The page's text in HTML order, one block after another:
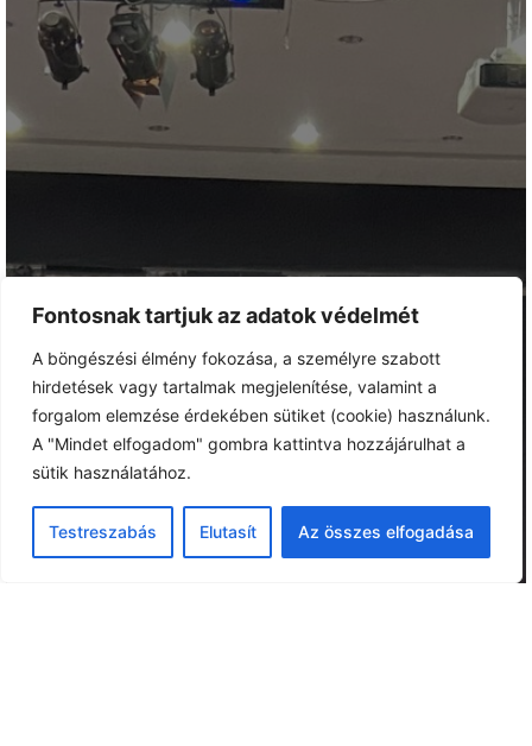
Fontosnak tartjuk az adatok védelmét
A böngészési élmény fokozása, a személyre szabott
hirdetések vagy tartalmak megjelenítése, valamint a
forgalom elemzése érdekében sütiket (cookie) használunk.
A "Mindet elfogadom" gombra kattintva hozzájárulhat a
sütik használatához.
Testreszabás Elutasít Az összes elfogadása